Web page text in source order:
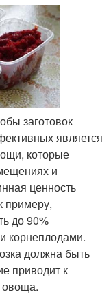
заготовок
является
которые
и
ценность
примеру,
до 90%
корнеплодами.
должна быть
приводит к
овоща.